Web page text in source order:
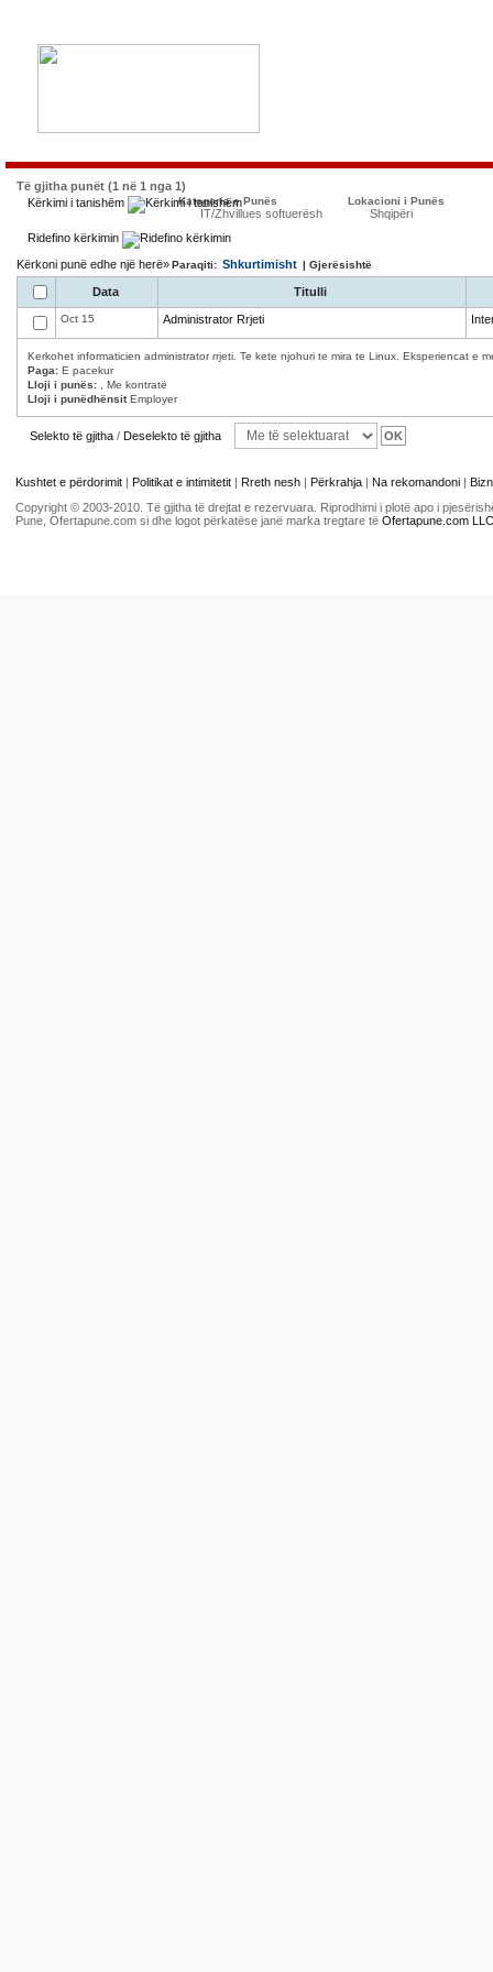
Të gjitha punët (1 në 1 nga 1)
Kërkimi i tanishëm
Kategoria e Punës
IT/Zhvillues softuerësh
Lokacioni i Punës
Shqipëri
Ridefino kërkimin
Kërkoni punë edhe një herë»Paraqiti: Shkurtimisht | Gjerësishtë
Data Titulli
Oct 15 Administrator Rrjeti
Kerkohet informaticien administrator rrjeti. Te kete njohuri te mira te Linux. Eksperiencat e
Paga: E pacekur
Lloji i punës: , Me kontratë
Lloji i punëdhënsitEmployer
Selekto të gjitha / Deselekto të gjitha
Kushtet e përdorimit | Politikat e intimitetit | Rreth nesh | Përkrahja | Na rekomandoni |
Copyright © 2003-2010. Të gjitha të drejtat e rezervuara. Riprodhimi i plotë apo i
Pune, Ofertapune.com si dhe logot përkatëse janë marka tregtare të Ofertapune.com LLC